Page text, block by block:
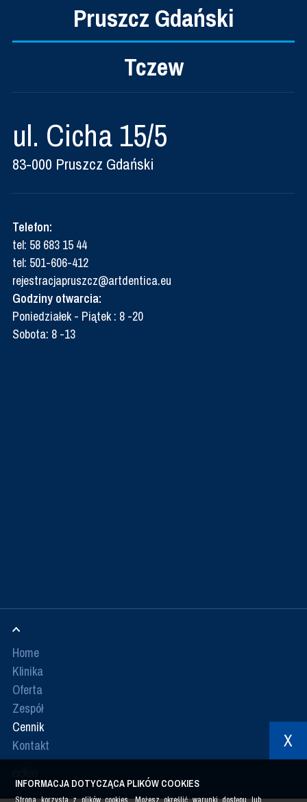
Pruszcz Gdański
Tczew
ul. Cicha 15/5
83-000 Pruszcz Gdański
Telefon:
tel: 58 683 15 44
tel: 501-606-412
rejestracjapruszcz@artdentica.eu
Godziny otwarcia:
Poniedziałek - Piątek : 8 -20
Sobota: 8 -13
Home
Klinika
Oferta
Zespół
Cennik
Kontakt
X
INFORMACJA DOTYCZĄCA PLIKÓW COOKIES